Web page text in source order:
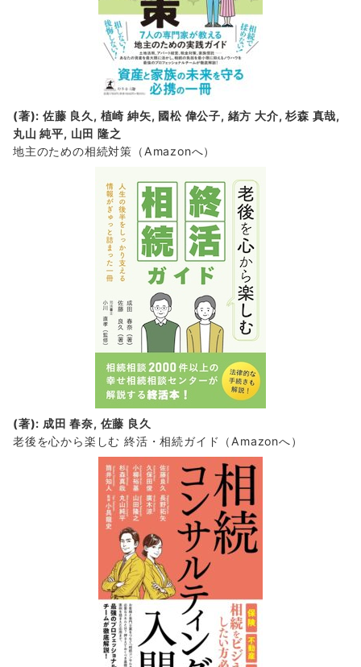
(著): 佐藤 良久, 植崎 紳矢, 國松 偉公子, 緒方 大介, 杉森 真哉,
丸山 純平, 山田 隆之
地主のための相続対策 （Amazonへ）
(著): 成田 春奈, 佐藤 良久
老後を心から楽しむ 終活・相続ガイド
（Amazonへ）